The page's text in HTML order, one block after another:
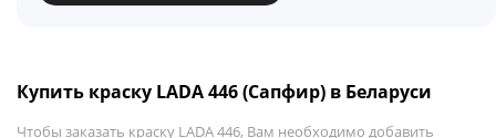
Купить краску LADA 446 (Сапфир) в Беларуси
Чтобы заказать краску LADA 446, Вам необходимо добавить